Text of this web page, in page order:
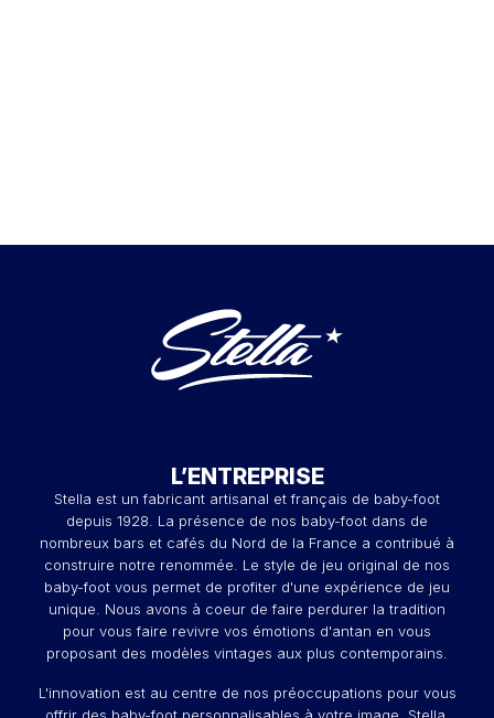
L’ENTREPRISE
Stella est un fabricant artisanal et français de baby-foot
depuis 1928. La présence de nos baby-foot dans de
nombreux bars et cafés du Nord de la France a contribué à
construire notre renommée. Le style de jeu original de nos
baby-foot vous permet de profiter d'une expérience de jeu
unique. Nous avons à coeur de faire perdurer la tradition
pour vous faire revivre vos émotions d'antan en vous
proposant des modèles vintages aux plus contemporains.
L'innovation est au centre de nos préoccupations pour vous